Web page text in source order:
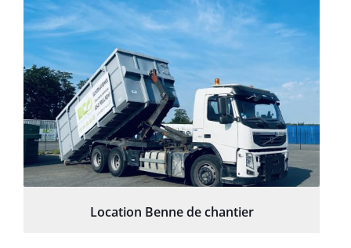
Location Benne de chantier